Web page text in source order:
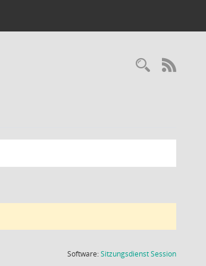
Software:SitzungsdienstSession(Wird in